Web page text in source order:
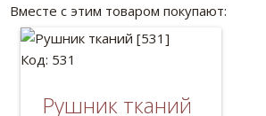
Вместе с этим товаром покупают:
Код: 531
Рушник тканий